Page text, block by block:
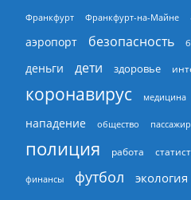
Франкфурт Франкфурт-на-Майне
аэропорт безопасность
деньги дети здоровье
коронавирус медицина
нападение
общество
полиция работа
финансы футбол экология